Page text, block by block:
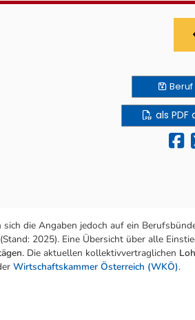
Beruf
als PDF
die Angaben jedoch auf ein
2025). Eine Übersicht über alle
Die aktuellen kollektivvertraglichen
Wirtschaftskammer Österreich (WKÖ).